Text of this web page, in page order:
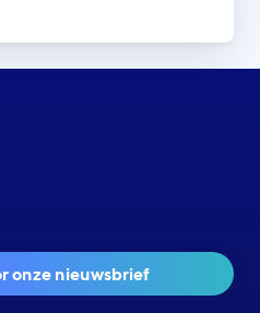
onze nieuwsbrief